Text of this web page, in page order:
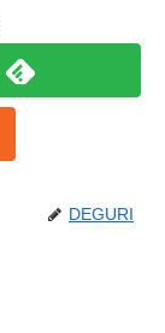
DEGURI